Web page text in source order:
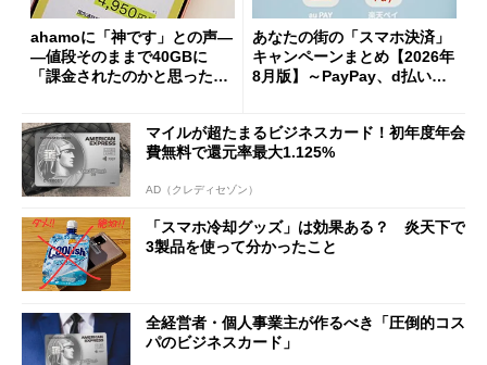
ahamoに「神です」との声―
―値段そのままで40GBに
「課金されたのかと思った」
あなたの街の「スマホ決済」
キャンペーンまとめ【2026年
8月版】～PayPay、d払い、a
マイルが超たまるビジネスカード！初年度年会
費無料で還元率最大1.125%
AD（クレディセゾン）
「スマホ冷却グッズ」は効果ある？ 炎天下で
3製品を使って分かったこと
全経営者・個人事業主が作るべき「圧倒的コス
パのビジネスカード」